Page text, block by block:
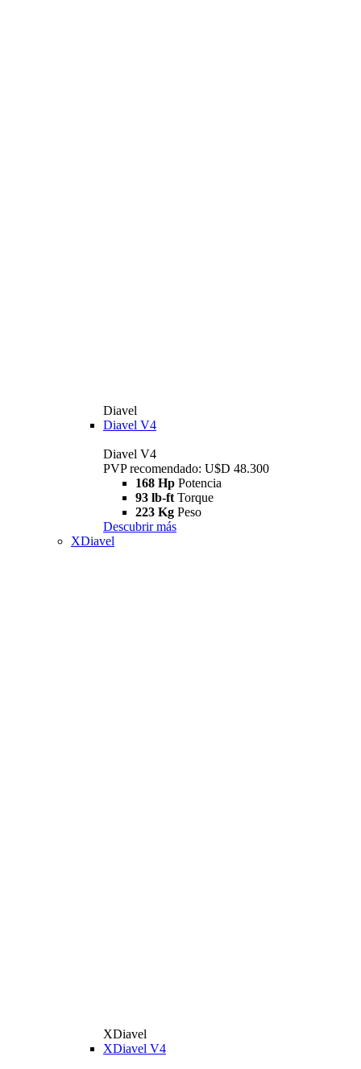
Diavel
Diavel V4
Diavel V4
PVP recomendado: U$D 48.300
168 Hp Potencia
93 lb-ft Torque
223 Kg Peso
Descubrir más
XDiavel
XDiavel
XDiavel V4